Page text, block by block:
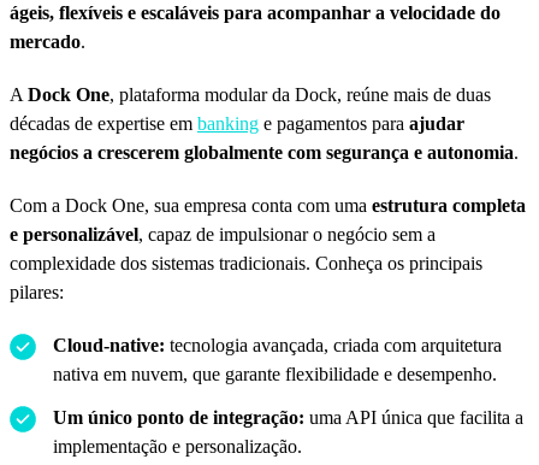
ágeis, flexíveis e escaláveis para acompanhar a velocidade do
mercado.
A Dock One, plataforma modular da Dock, reúne mais de duas
décadas de expertise em banking e pagamentos para ajudar
negócios a crescerem globalmente com segurança e autonomia.
Com a Dock One, sua empresa conta com uma estrutura completa
e personalizável, capaz de impulsionar o negócio sem a
complexidade dos sistemas tradicionais. Conheça os principais
pilares:
Cloud-native: tecnologia avançada, criada com arquitetura
nativa em nuvem, que garante flexibilidade e desempenho.
Um único ponto de integração: uma API única que facilita a
implementação e personalização.